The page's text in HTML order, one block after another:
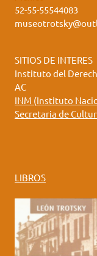
52-55-55544083
SITIOS DE INTERES
Instituto del
AC
INM (Instituto
Secretaria de
LIBROS